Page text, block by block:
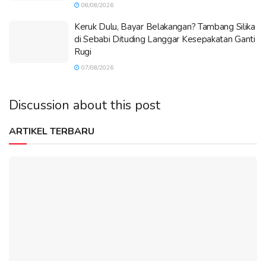
08/08/2026
Keruk Dulu, Bayar Belakangan? Tambang Silika
di Sebabi Dituding Langgar Kesepakatan Ganti
Rugi
07/08/2026
Discussion about this post
ARTIKEL TERBARU